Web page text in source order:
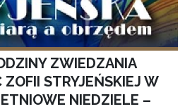
ZWIEDZANIA
STRYJEŃSKIEJ W
NIEDZIELE –